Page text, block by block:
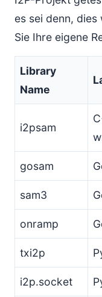
es sei denn, dies
Sie Ihre eigene
Library
Name
i2psam
gosam
sam3
onramp
txi2p
i2p.socket